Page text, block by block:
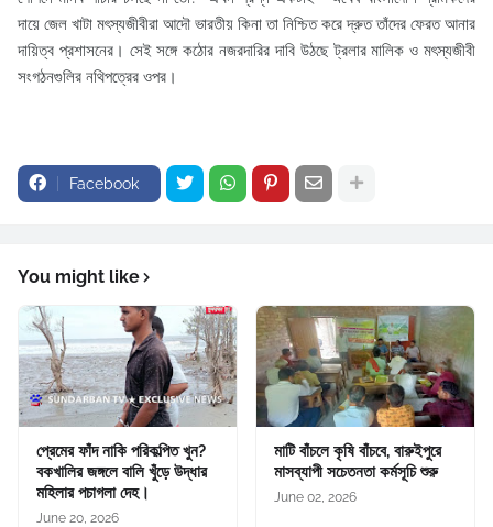
দায়ে জেল খাটা মৎস্যজীবীরা আদৌ ভারতীয় কিনা তা নিশ্চিত করে দ্রুত তাঁদের ফেরত আনার
দায়িত্ব প্রশাসনের। সেই সঙ্গে কঠোর নজরদারির দাবি উঠছে ট্রলার মালিক ও মৎস্যজীবী
সংগঠনগুলির নথিপত্রের ওপর।
Facebook
You might like
প্রেমের ফাঁদ নাকি পরিকল্পিত খুন?
বকখালির জঙ্গলে বালি খুঁড়ে উদ্ধার
মহিলার পচাগলা দেহ।
June 20, 2026
মাটি বাঁচলে কৃষি বাঁচবে, বারুইপুরে
মাসব্যাপী সচেতনতা কর্মসূচি শুরু
June 02, 2026